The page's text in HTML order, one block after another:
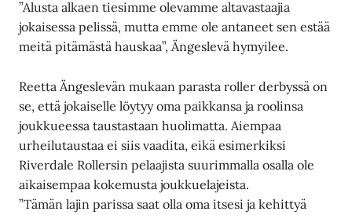
”Alusta alkaen tiesimme olevamme altavastaajia
jokaisessa pelissä, mutta emme ole antaneet sen estää
meitä pitämästä hauskaa”, Ängeslevä hymyilee.
Reetta Ängeslevän mukaan parasta roller derbyssä on
se, että jokaiselle löytyy oma paikkansa ja roolinsa
joukkueessa taustastaan huolimatta. Aiempaa
urheilutaustaa ei siis vaadita, eikä esimerkiksi
Riverdale Rollersin pelaajista suurimmalla osalla ole
aikaisempaa kokemusta joukkuelajeista.
”Tämän lajin parissa saat olla oma itsesi ja kehittyä